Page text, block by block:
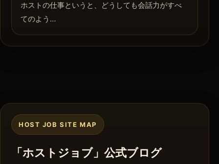
ホストの仕事というと、どうしても会話力がすべ
てのよう…
HOST JOB SITE MAP
「ホストジョブ」公式ブログ